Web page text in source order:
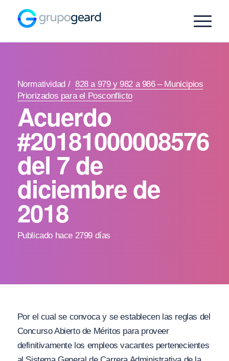
Normatividad / 828 a 979 y 982 a 986 – Municipios
Priorizados para el Posconflicto
Acuerdo
#20181000008576
del 7 de
diciembre de
2018
Publicado hace 2799 días
Por el cual se convoca y se establecen las reglas del
Concurso Abierto de Méritos para proveer
definitivamente los empleos vacantes pertenecientes